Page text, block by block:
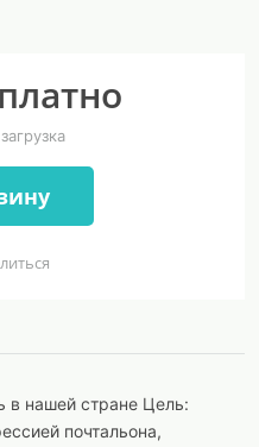
в нашей стране Цель:
почтальона,